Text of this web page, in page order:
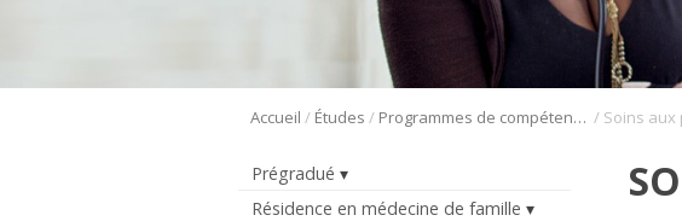
Accueil / Études / Programmes de compétences avancées en médecine de famille /
Prégradué
Résidence en médecine de famille